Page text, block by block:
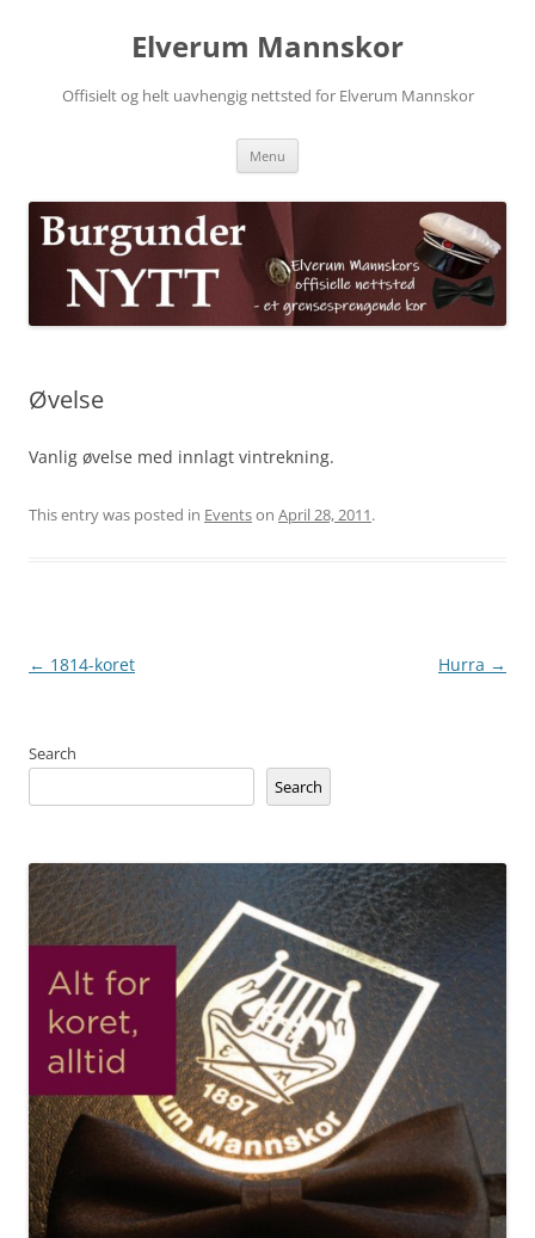
Elverum Mannskor
Offisielt og helt uavhengig nettsted for Elverum Mannskor
Menu
Øvelse
Vanlig øvelse med innlagt vintrekning.
This entry was posted in Eventson April 28, 2011.
Post
← 1814-koret Hurra →
Search
Search